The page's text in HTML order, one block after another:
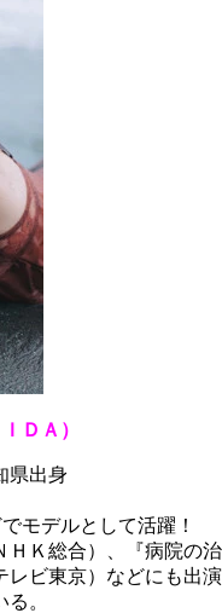
ＤＡ）
県出身
でモデルとして活躍！
ＨＫ総合）、『病院の治
レビ東京）などにも出演
。